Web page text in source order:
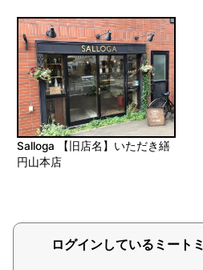
Salloga 【旧店名】いただき繕
円山本店
ログインしているミート